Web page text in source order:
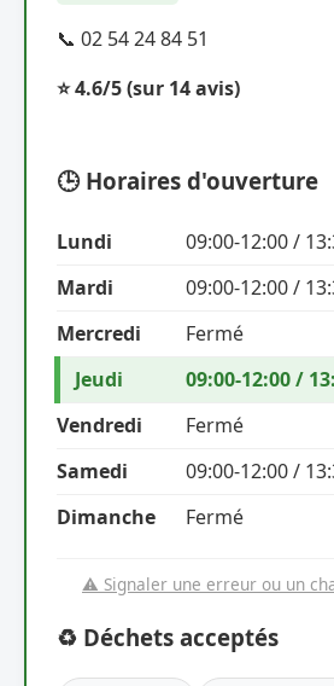
📞 02 54 24 84 51
⭐ 4.6/5(sur 14 avis)
🕒 Horaires d'ouverture
Lundi
09:00-12:00 /
Mardi
09:00-12:00 /
Mercredi
Fermé
Jeudi
09:00-12:00 /
Vendredi
Fermé
Samedi
09:00-12:00 /
Dimanche
Fermé
⚠️ Signaler une erreur ou un
♻️ Déchets acceptés